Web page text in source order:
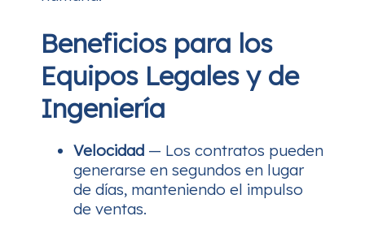
Beneficios para los
Equipos Legales y de
Ingeniería
Velocidad — Los contratos pueden
generarse en segundos en lugar
de días, manteniendo el impulso
de ventas.